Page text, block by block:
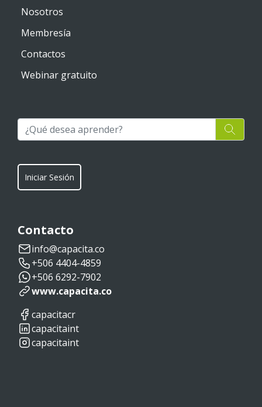
Nosotros
Membresía
Contactos
Webinar gratuito
Iniciar Sesión
Contacto
info@capacita.co
+506 4404-4859
+506 6292-7902
www.capacita.co
capacitacr
capacitaint
capacitaint